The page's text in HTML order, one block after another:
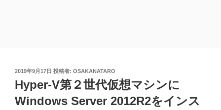
投
稿
日:
2019年9月17日 投稿者: OSAKANATARO
Hyper-V第２世代仮想マシンに
Windows Server 2012R2をインス